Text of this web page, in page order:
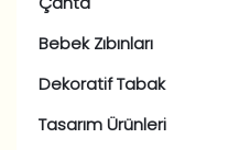
Bebek Zıbınları
Dekoratif Tabak
Tasarım Ürünleri